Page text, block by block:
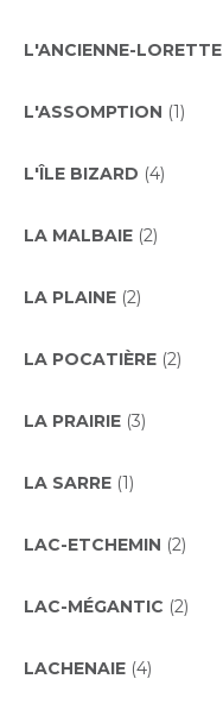
L'ANCIENNE-LORETTE
L'ASSOMPTION (1)
L'ÎLE BIZARD (4)
LA MALBAIE (2)
LA PLAINE (2)
LA POCATIÈRE (2)
LA PRAIRIE (3)
LA SARRE (1)
LAC-ETCHEMIN (2)
LAC-MÉGANTIC (2)
LACHENAIE (4)